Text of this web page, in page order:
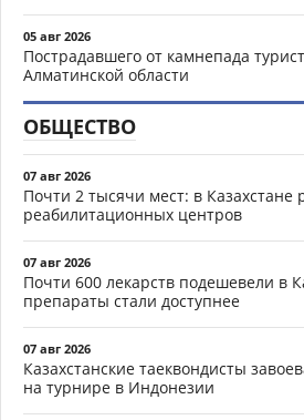
05 авг 2026
Пострадавшего от камнепада
Алматинской области
ОБЩЕСТВО
07 авг 2026
Почти 2 тысячи мест: в Казахстане
реабилитационных центров
07 авг 2026
Почти 600 лекарств подешевели в
препараты стали доступнее
07 авг 2026
Казахстанские таеквондисты
на турнире в Индонезии